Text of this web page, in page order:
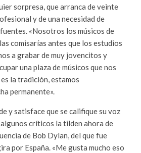
sorpresa, que arranca de veinte
y de una necesidad de
«Nosotros los músicos de
comisarías antes que los estudios
a grabar de muy jovencitos y
una plaza de músicos que nos
la tradición, estamos
permanente».
y satisface que se califique su voz
críticos la tilden ahora de
de Bob Dylan, del que fue
por España. «Me gusta mucho eso